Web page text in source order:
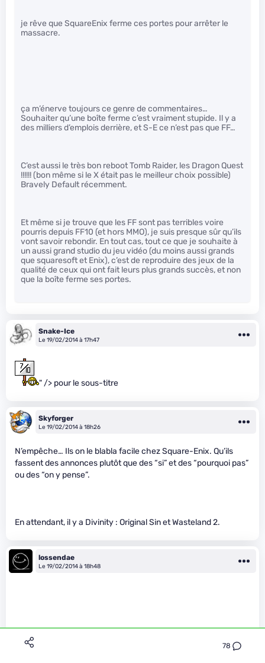
78
je rêve que SquareEnix ferme ces portes pour arrêter le
massacre.
ça m’énerve toujours ce genre de commentaires…
Souhaiter qu’une boîte ferme c’est vraiment stupide. Il y a
des milliers d’emplois derrière, et S-E ce n’est pas que FF…
C’est aussi le très bon reboot Tomb Raider, les Dragon Quest
!!!!!! (bon même si le X était pas le meilleur choix possible)
Bravely Default récemment.
Et même si je trouve que les FF sont pas terribles voire
pourris depuis FF10 (et hors MMO), je suis presque sûr qu’ils
vont savoir rebondir. En tout cas, tout ce que je souhaite à
un aussi grand studio du jeu vidéo (du moins aussi grands
que squaresoft et Enix), c’est de reproduire des jeux de la
qualité de ceux qui ont fait leurs plus grands succès, et non
que la boîte ferme ses portes.
Snake-Ice
Le 19/02/2014 à 17h47
" /> pour le sous-titre
Skyforger
Le 19/02/2014 à 18h26
N’empêche… Ils on le blabla facile chez Square-Enix. Qu’ils
fassent des annonces plutôt que des “si” et des “pourquoi pas”
ou des “on y pense”.
En attendant, il y a Divinity : Original Sin et Wasteland 2.
lossendae
Le 19/02/2014 à 18h48